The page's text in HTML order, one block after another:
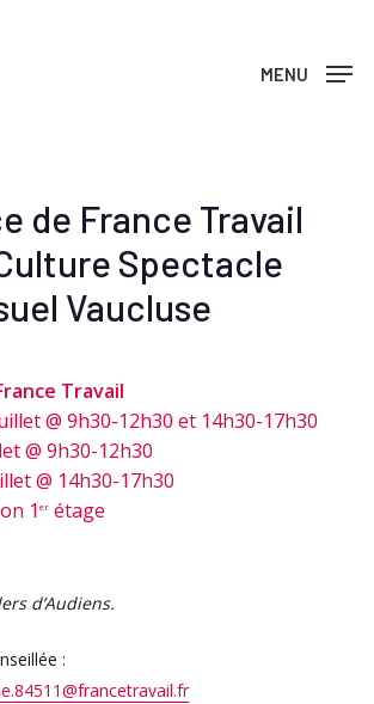
MENU
de France Travail
Spectacle
Vaucluse
Travail
@ 9h30-12h30 et 14h30-17h30
@ 9h30-12h30
@ 14h30-17h30
1 erétage
d’Audiens.
: